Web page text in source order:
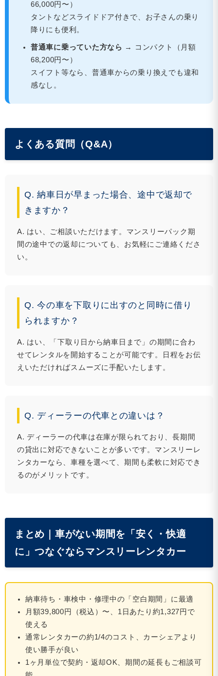
66,000円〜）
タントなどスライドドア付きで、お子さんの乗り
降りにも便利。
普通車に乗っていた方なら →
コンパクト（月額
68,200円〜）
スイフト等なら、普通車からの乗り換えでも違和
感なし。
よくある質問（Q&A）
Q. 納車日が早まった場合、途中で返却で
きますか？
A. はい、ご相談いただけます。マンスリーパック期
間の途中での返却についても、お気軽にご連絡くださ
い。
Q. 今の車を下取りに出すのと同時に借り
られますか？
A. はい、「下取り日から納車日まで」の期間に合わ
せてレンタルを開始することが可能です。日程をお伝
えいただければスムーズに手配いたします。
Q. ディーラーの代車との違いは？
A. ディーラーの代車は在庫が限られており、長期間
の貸出に対応できないことが多いです。マンスリーレ
ンタカーなら、車種を選べて、期間も柔軟に対応でき
るのがメリットです。
まとめ｜車がない期間を「安く・快適
に」つなぐならマンスリーレンタカー
納車待ち・車検中・修理中の「空白期間」に最適
月額39,800円（税込）〜、1日あたり約1,327円で
使える
通常レンタカーの約1/4のコスト、カーシェアより
使い勝手が良い
1ヶ月単位で契約・返却OK、期間の延長もご相談可